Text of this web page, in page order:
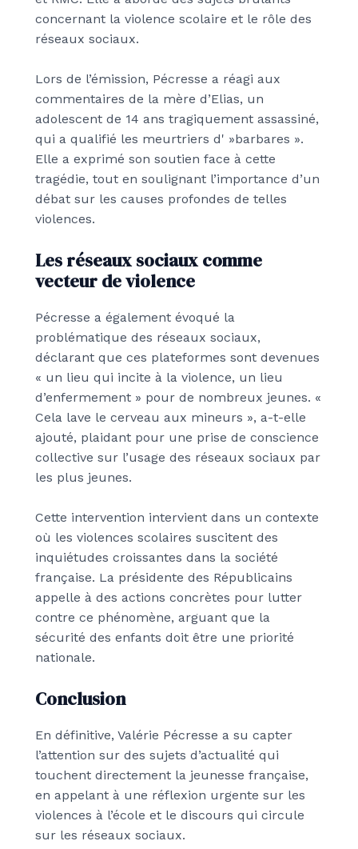
concernant la violence scolaire et le rôle des
réseaux sociaux.
Lors de l’émission, Pécresse a réagi aux
commentaires de la mère d’Elias, un
adolescent de 14 ans tragiquement assassiné,
qui a qualifié les meurtriers d' »barbares ».
Elle a exprimé son soutien face à cette
tragédie, tout en soulignant l’importance d’un
débat sur les causes profondes de telles
violences.
Les réseaux sociaux comme
vecteur de violence
Pécresse a également évoqué la
problématique des réseaux sociaux,
déclarant que ces plateformes sont devenues
« un lieu qui incite à la violence, un lieu
d’enfermement » pour de nombreux jeunes. «
Cela lave le cerveau aux mineurs », a-t-elle
ajouté, plaidant pour une prise de conscience
collective sur l’usage des réseaux sociaux par
les plus jeunes.
Cette intervention intervient dans un contexte
où les violences scolaires suscitent des
inquiétudes croissantes dans la société
française. La présidente des Républicains
appelle à des actions concrètes pour lutter
contre ce phénomène, arguant que la
sécurité des enfants doit être une priorité
nationale.
Conclusion
En définitive, Valérie Pécresse a su capter
l’attention sur des sujets d’actualité qui
touchent directement la jeunesse française,
en appelant à une réflexion urgente sur les
violences à l’école et le discours qui circule
sur les réseaux sociaux.